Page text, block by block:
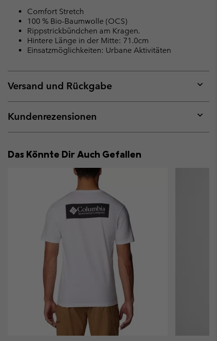
Comfort Stretch
100 % Bio-Baumwolle (OCS)
Rippstrickbündchen am Kragen.
Hintere Länge in der Mitte: 71.0cm
Einsatzmöglichkeiten: Urbane Aktivitäten
Versand und Rückgabe
or
Kundenrezensionen
or
Das Könnte Dir Auch Gefallen